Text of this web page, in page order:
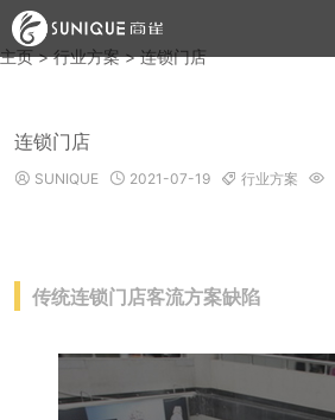
主页>行业方案> 连锁门店
连锁门店
 SUNIQUE  2021-07-19  行业方案 
传统连锁门店客流方案缺陷